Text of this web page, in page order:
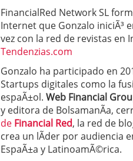
Crear empresa
29/05/2026
CÃ³mo afrontar
26/05/2026
FinancialRed Network SL
Internet que Gonzalo iniciÃ³
vez con la red de revistas en
Tendenzias.com
Gonzalo ha participado en
Startups digitales como la
espaÃ±ol. Web Financial
y editora de BolsamanÃ­a,
de Financial Red, la red de
crea un lÃ­der por audiencia
EspaÃ±a y LatinoamÃ©rica.